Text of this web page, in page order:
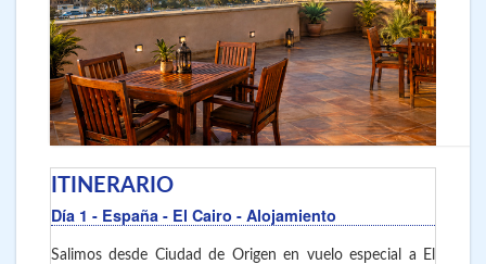
ITINERARIO
Día 1 - España - El Cairo - Alojamiento
Salimos desde Ciudad de Origen en vuelo especial a El